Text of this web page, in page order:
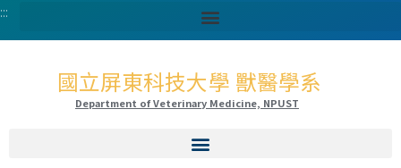
:::
國立屏東科技大學 獸醫學系
Department of Veterinary Medicine, NPUST